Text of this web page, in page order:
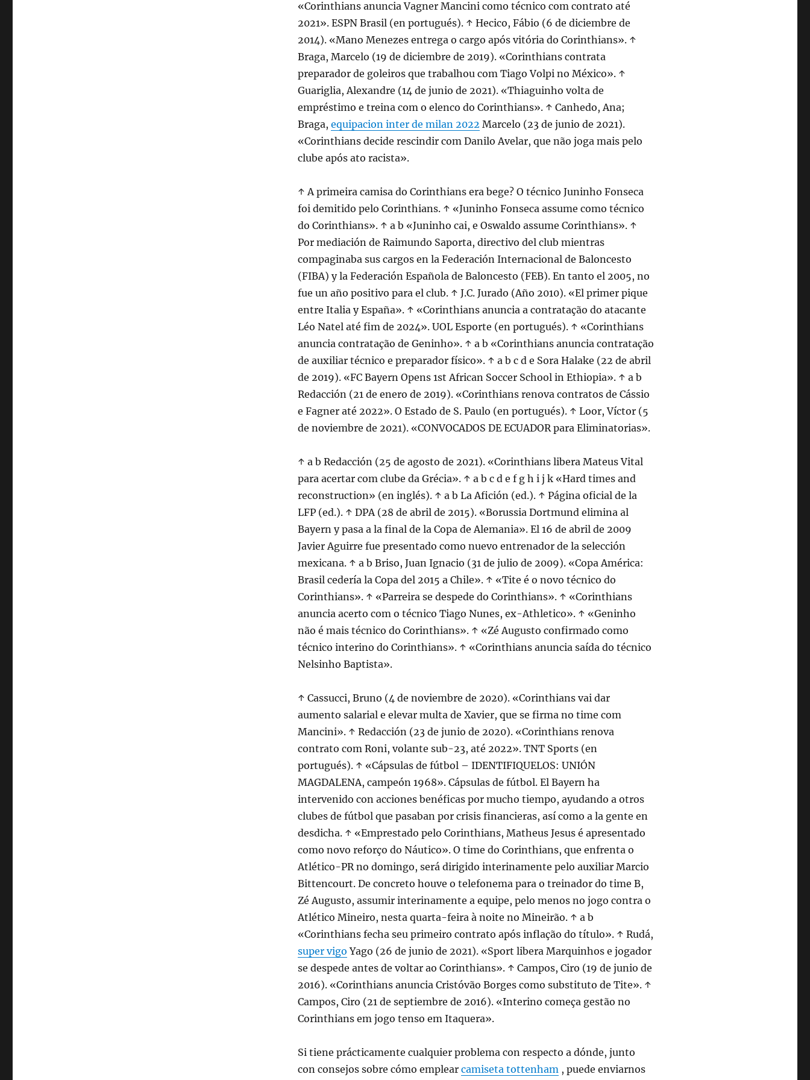
«Corinthians anuncia Vagner Mancini como técnico com contrato até
2021». ESPN Brasil (en portugués). ↑ Hecico, Fábio (6 de diciembre de
2014). «Mano Menezes entrega o cargo após vitória do Corinthians». ↑
Braga, Marcelo (19 de diciembre de 2019). «Corinthians contrata
preparador de goleiros que trabalhou com Tiago Volpi no México». ↑
Guariglia, Alexandre (14 de junio de 2021). «Thiaguinho volta de
empréstimo e treina com o elenco do Corinthians». ↑ Canhedo, Ana;
Braga,equipacion inter de milan 2022 Marcelo (23 de junio de 2021).
«Corinthians decide rescindir com Danilo Avelar, que não joga mais pelo
clube após ato racista».
↑ A primeira camisa do Corinthians era bege? O técnico Juninho Fonseca
foi demitido pelo Corinthians. ↑ «Juninho Fonseca assume como técnico
do Corinthians». ↑ a b «Juninho cai, e Oswaldo assume Corinthians». ↑
Por mediación de Raimundo Saporta, directivo del club mientras
compaginaba sus cargos en la Federación Internacional de Baloncesto
(FIBA) y la Federación Española de Baloncesto (FEB). En tanto el 2005, no
fue un año positivo para el club. ↑ J.C. Jurado (Año 2010). «El primer pique
entre Italia y España». ↑ «Corinthians anuncia a contratação do atacante
Léo Natel até fim de 2024». UOL Esporte (en portugués). ↑ «Corinthians
anuncia contratação de Geninho». ↑ a b «Corinthians anuncia contratação
de auxiliar técnico e preparador físico». ↑ a b c d e Sora Halake (22 de abril
de 2019). «FC Bayern Opens 1st African Soccer School in Ethiopia». ↑ a b
Redacción (21 de enero de 2019). «Corinthians renova contratos de Cássio
e Fagner até 2022». O Estado de S. Paulo (en portugués). ↑ Loor, Víctor (5
de noviembre de 2021). «CONVOCADOS DE ECUADOR para Eliminatorias».
↑ a b Redacción (25 de agosto de 2021). «Corinthians libera Mateus Vital
para acertar com clube da Grécia». ↑ a b c d e f g h i j k «Hard times and
reconstruction» (en inglés). ↑ a b La Afición (ed.). ↑ Página oficial de la
LFP (ed.). ↑ DPA (28 de abril de 2015). «Borussia Dortmund elimina al
Bayern y pasa a la final de la Copa de Alemania». El 16 de abril de 2009
Javier Aguirre fue presentado como nuevo entrenador de la selección
mexicana. ↑ a b Briso, Juan Ignacio (31 de julio de 2009). «Copa América:
Brasil cedería la Copa del 2015 a Chile». ↑ «Tite é o novo técnico do
Corinthians». ↑ «Parreira se despede do Corinthians». ↑ «Corinthians
anuncia acerto com o técnico Tiago Nunes, ex-Athletico». ↑ «Geninho
não é mais técnico do Corinthians». ↑ «Zé Augusto confirmado como
técnico interino do Corinthians». ↑ «Corinthians anuncia saída do técnico
Nelsinho Baptista».
↑ Cassucci, Bruno (4 de noviembre de 2020). «Corinthians vai dar
aumento salarial e elevar multa de Xavier, que se firma no time com
Mancini». ↑ Redacción (23 de junio de 2020). «Corinthians renova
contrato com Roni, volante sub-23, até 2022». TNT Sports (en
portugués). ↑ «Cápsulas de fútbol – IDENTIFIQUELOS: UNIÓN
MAGDALENA, campeón 1968». Cápsulas de fútbol. El Bayern ha
intervenido con acciones benéficas por mucho tiempo, ayudando a otros
clubes de fútbol que pasaban por crisis financieras, así como a la gente en
desdicha. ↑ «Emprestado pelo Corinthians, Matheus Jesus é apresentado
como novo reforço do Náutico». O time do Corinthians, que enfrenta o
Atlético-PR no domingo, será dirigido interinamente pelo auxiliar Marcio
Bittencourt. De concreto houve o telefonema para o treinador do time B,
Zé Augusto, assumir interinamente a equipe, pelo menos no jogo contra o
Atlético Mineiro, nesta quarta-feira à noite no Mineirão. ↑ a b
«Corinthians fecha seu primeiro contrato após inflação do título». ↑ Rudá,
super vigo Yago (26 de junio de 2021). «Sport libera Marquinhos e jogador
se despede antes de voltar ao Corinthians». ↑ Campos, Ciro (19 de junio de
2016). «Corinthians anuncia Cristóvão Borges como substituto de Tite». ↑
Campos, Ciro (21 de septiembre de 2016). «Interino começa gestão no
Corinthians em jogo tenso em Itaquera».
Si tiene prácticamente cualquier problema con respecto a dónde, junto
con consejos sobre cómo emplearcamiseta tottenham , puede enviarnos